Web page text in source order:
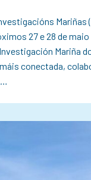
Mariñas
27 e 28 de maio
Mariña
conectada,